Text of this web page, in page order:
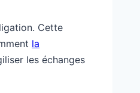
Cette
la
les échanges